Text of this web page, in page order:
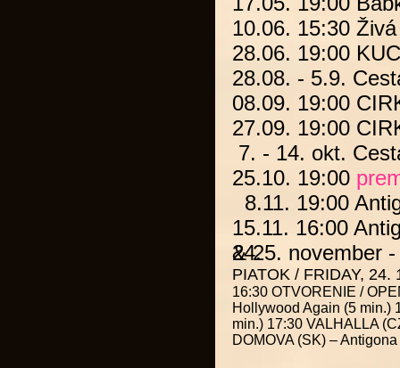
10.06. 15:30
28.06. 19:00
28.08. - 5.9.
08.09. 19:00
27.09. 19:00
7. - 14. okt.
25.10. 19:00
8.11. 19:00
15.11. 16:00
& 25. november
PIATOK / FRIDAY, 24.
16:30 OTVORENIE /
Hollywood Again (5 min.)
min.) 17:30 VALHALLA
DOMOVA (SK) –
24.